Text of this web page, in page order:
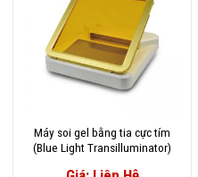
Máy soi gel bằng tia cực tím
(Blue Light Transilluminator)